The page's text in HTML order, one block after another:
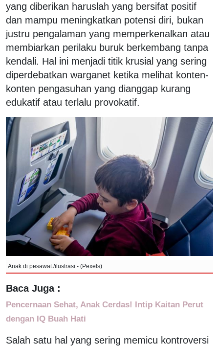
yang diberikan haruslah yang bersifat positif
dan mampu meningkatkan potensi diri, bukan
justru pengalaman yang memperkenalkan atau
membiarkan perilaku buruk berkembang tanpa
kendali. Hal ini menjadi titik krusial yang sering
diperdebatkan warganet ketika melihat konten-
konten pengasuhan yang dianggap kurang
edukatif atau terlalu provokatif.
Anak di pesawat./ilustrasi - (Pexels)
Baca Juga :
Pencernaan Sehat, Anak Cerdas! Intip Kaitan Perut
dengan IQ Buah Hati
Salah satu hal yang sering memicu kontroversi